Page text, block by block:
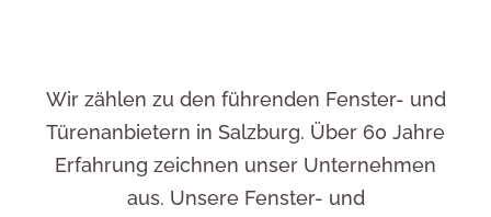
Wir zählen zu den führenden Fenster- und
Türenanbietern in Salzburg. Über 60 Jahre
Erfahrung zeichnen unser Unternehmen
aus. Unsere Fenster- und